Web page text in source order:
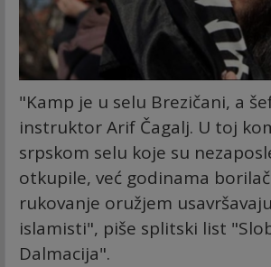
"Kamp je u selu Brezičani, a
instruktor Arif Čagalj. U toj
srpskom selu koje su
otkupile, već godinama
rukovanje oružjem
islamisti", piše splitski list
Dalmacija".